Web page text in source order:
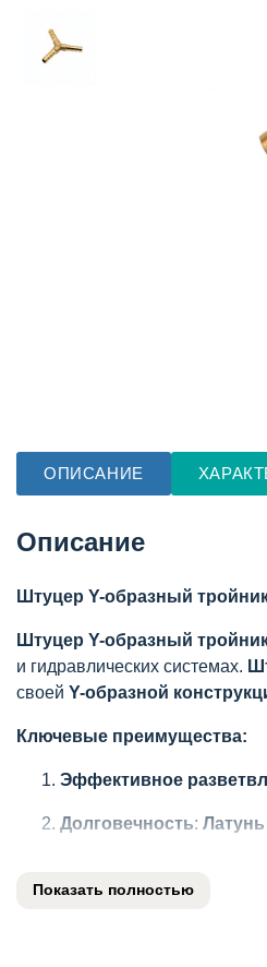
ОПИСАНИЕ
Описание
Штуцер Y-образный
Штуцер Y-образный
и гидравлических системах.
своей Y-образной
Ключевые преимущества:
Эффективное
Долговечность: Латунь
Показать полностью